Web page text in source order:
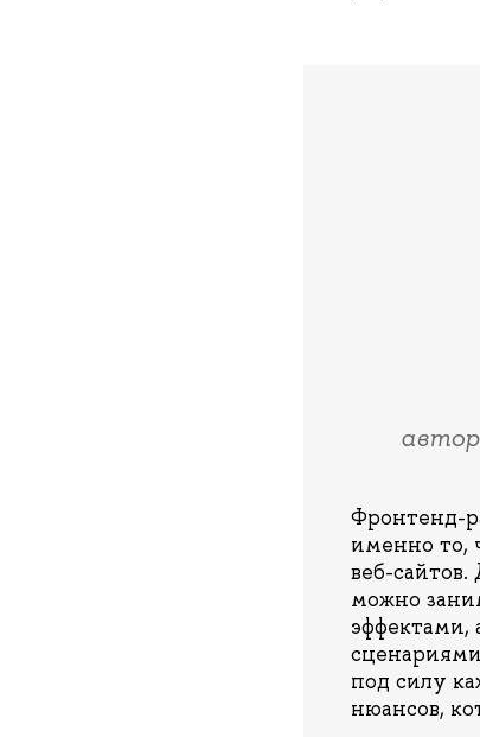
Фронтенд-
именно то,
веб-
можно
эффектами,
под силу
нюансов,